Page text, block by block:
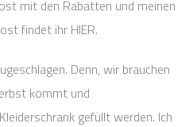
mit den Rabatten und meinen
findet ihr HIER.
Denn, wir brauchen
kommt und
gefüllt werden. Ich